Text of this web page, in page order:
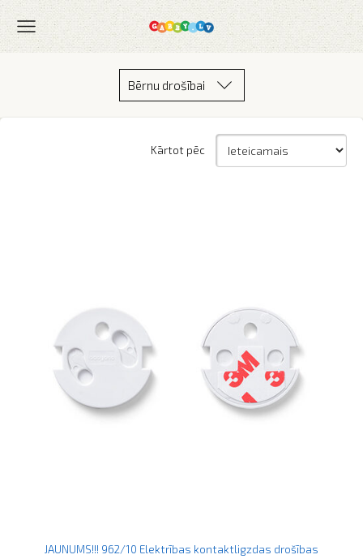
Bērnu drošībai
Kārtot pēc
JAUNUMS!!! 962/10 Elektrības kontaktligzdas drošības